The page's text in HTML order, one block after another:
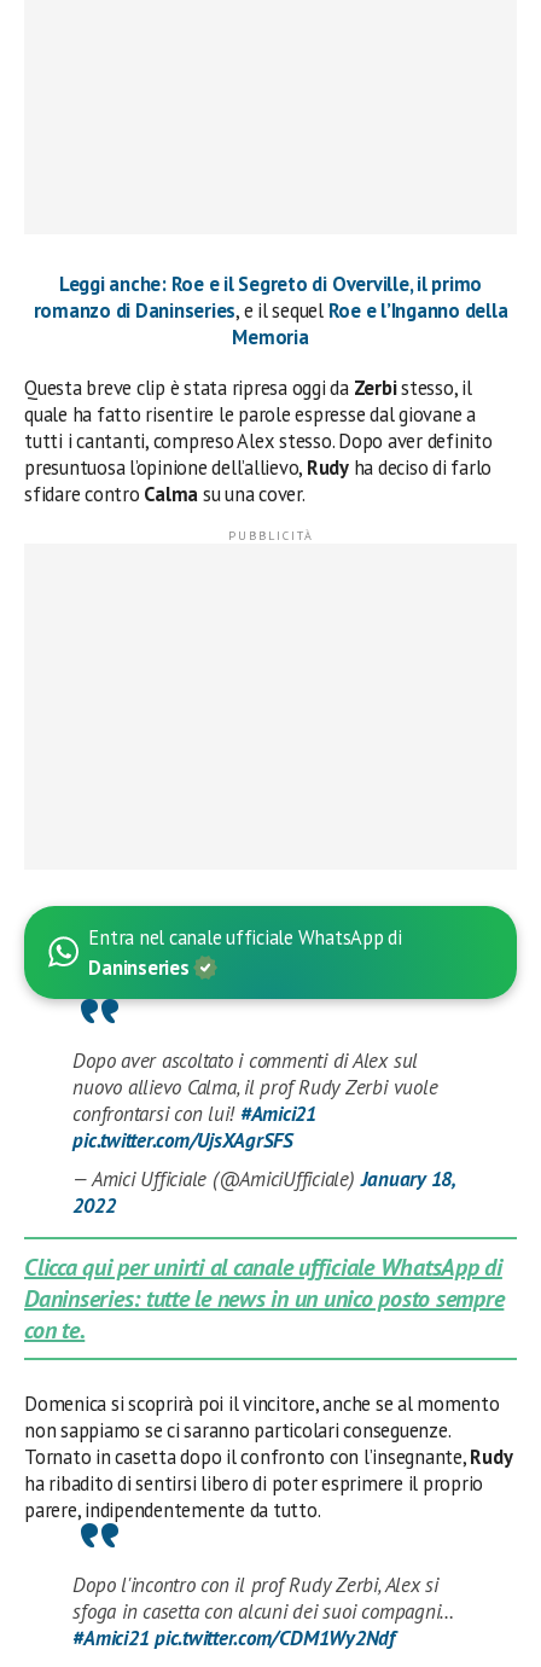
Leggi anche: Roe e il Segreto di Overville, il primo
romanzo di Daninseries, e il sequel Roe e l’Inganno della
Memoria
Questa breve clip è stata ripresa oggi da Zerbistesso, il
quale ha fatto risentire le parole espresse dal giovane a
tutti i cantanti, compreso Alex stesso. Dopo aver definito
presuntuosa l’opinione dell’allievo, Rudyha deciso di farlo
sfidare contro Calmasu una cover.
Entra nel canale ufficiale WhatsApp di
Daninseries
Dopo aver ascoltato i commenti di Alex sul
nuovo allievo Calma, il prof Rudy Zerbi vuole
confrontarsi con lui! #Amici21
pic.twitter.com/UjsXAgrSFS
— Amici Ufficiale (@AmiciUfficiale)January 18,
2022
Clicca qui per unirti al canale ufficiale WhatsApp di
Daninseries: tutte le news in un unico posto sempre
con te.
Domenica si scoprirà poi il vincitore, anche se al momento
non sappiamo se ci saranno particolari conseguenze.
Tornato in casetta dopo il confronto con l’insegnante,Rudy
ha ribadito di sentirsi libero di poter esprimere il proprio
parere, indipendentemente da tutto.
Dopo l'incontro con il prof Rudy Zerbi, Alex si
sfoga in casetta con alcuni dei suoi compagni…
#Amici21 pic.twitter.com/CDM1Wy2Ndf